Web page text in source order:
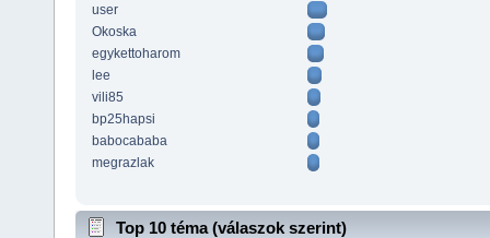
user
Okoska
egykettoharom
lee
vili85
bp25hapsi
babocababa
megrazlak
Top 10 téma (válaszok szerint)